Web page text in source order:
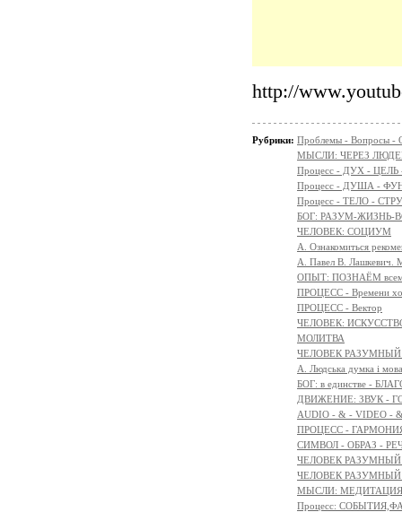
http://
Рубрики: Проблемы - Вопросы -
МЫСЛИ: ЧЕРЕЗ
Процесс - ДУХ -
Процесс - ДУША -
Процесс - ТЕЛО -
БОГ: РАЗУМ-ЖИЗНЬ-
ЧЕЛОВЕК: СОЦИУМ
А. Ознакомиться
А. Павел В. Лашкевич.
ОПЫТ: ПОЗНАЁМ всем
ПРОЦЕСС - Времени
ПРОЦЕСС - Вектор
ЧЕЛОВЕК:
МОЛИТВА
ЧЕЛОВЕК
A. Людська думка і мова
БОГ: в единстве -
ДВИЖЕНИЕ: ЗВУК -
AUDIO - & - VIDEO -
ПРОЦЕСС -
СИМВОЛ - ОБРАЗ -
ЧЕЛОВЕК
ЧЕЛОВЕК РАЗУМНЫЙ:
МЫСЛИ: МЕДИТАЦИЯ
Процесс: